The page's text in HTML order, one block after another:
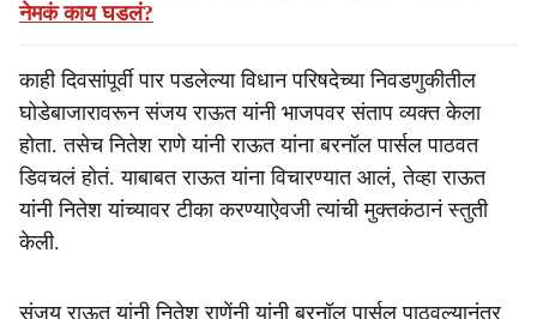
नेमकं काय घडलं?
काही दिवसांपूर्वी पार पडलेल्या विधान परिषदेच्या निवडणुकीतील
घोडेबाजारावरून संजय राऊत यांनी भाजपवर संताप व्यक्त केला
होता. तसेच नितेश राणे यांनी राऊत यांना बरनॉल पार्सल पाठवत
डिवचलं होतं. याबाबत राऊत यांना विचारण्यात आलं, तेव्हा राऊत
यांनी नितेश यांच्यावर टीका करण्याऐवजी त्यांची मुक्तकंठानं स्तुती
केली.
संजय राऊत यांनी नितेश राणेंनी यांनी बरनॉल पार्सल पाठवल्यानंतर